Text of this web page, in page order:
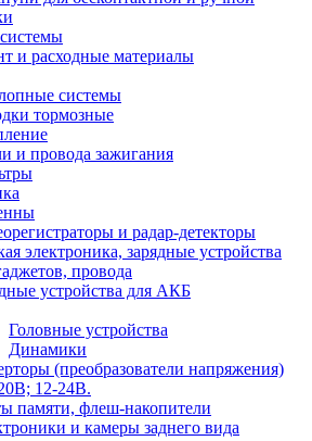
и расходные материалы
системы
тормозные
и провода зажигания
и радар-детекторы
электроника, зарядные устройства
провода
устройства для АКБ
Головные устройства
Динамики
(преобразователи напряжения)
12-24В.
памяти, флеш-накопители
и камеры заднего вида